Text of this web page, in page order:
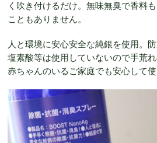
く吹き付けるだけ。無味無臭で香料
こともありません。
人と環境に安心安全な純銀を使用。
塩素酸等は使用していないので手荒
赤ちゃんのいるご家庭でも安心して使